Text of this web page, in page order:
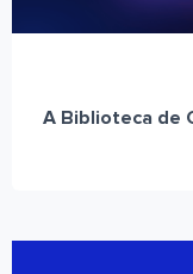
A Biblioteca de